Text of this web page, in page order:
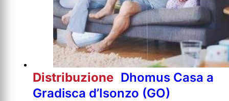
Distribuzione Dhomus Casa a
Gradisca d’Isonzo (GO)